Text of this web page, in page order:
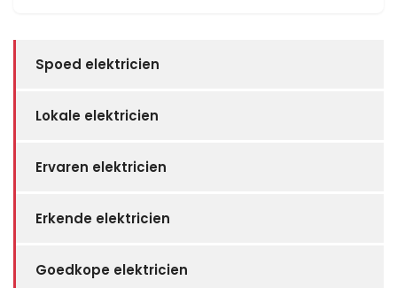
Spoed elektricien
Lokale elektricien
Ervaren elektricien
Erkende elektricien
Goedkope elektricien